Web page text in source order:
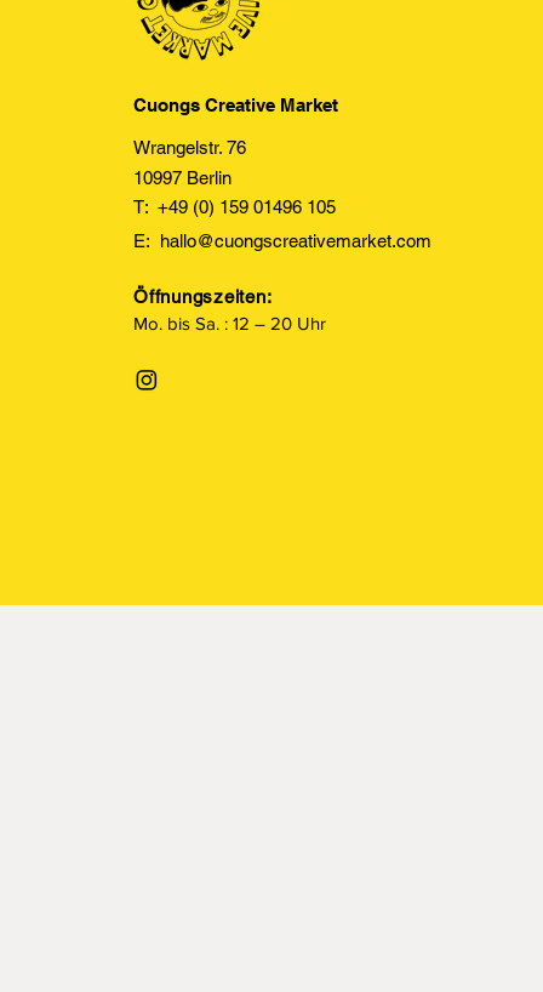
Cuongs Creative Market
Wrangelstr. 76
10997 Berlin
T: +49 (0) 159 01496 105
E: hallo@cuongscreativemarket.com
Öffnungszeiten:
Mo. bis Sa. : 12 – 20 Uhr